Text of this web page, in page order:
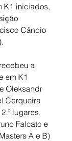
K1 iniciados,
Câncio
a
em K1
Oleksandr
Cerqueira
lugares,
Falcato e
A e B)